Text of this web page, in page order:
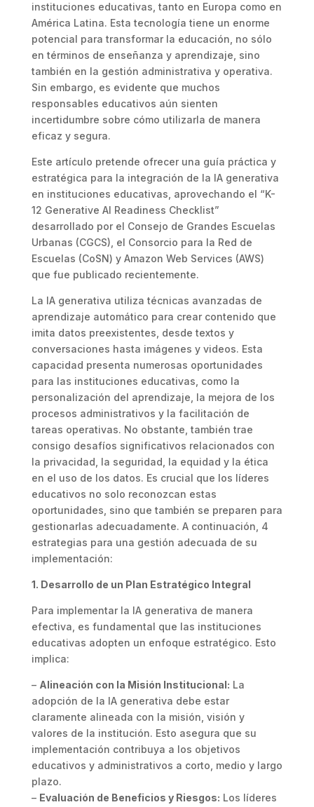
instituciones educativas, tanto en Europa como en
América Latina. Esta tecnología tiene un enorme
potencial para transformar la educación, no sólo
en términos de enseñanza y aprendizaje, sino
también en la gestión administrativa y operativa.
Sin embargo, es evidente que muchos
responsables educativos aún sienten
incertidumbre sobre cómo utilizarla de manera
eficaz y segura.
Este artículo pretende ofrecer una guía práctica y
estratégica para la integración de la IA generativa
en instituciones educativas, aprovechando el “K-
12 Generative AI Readiness Checklist”
desarrollado por el Consejo de Grandes Escuelas
Urbanas (CGCS), el Consorcio para la Red de
Escuelas (CoSN) y Amazon Web Services (AWS)
que fue publicado recientemente.
La IA generativa utiliza técnicas avanzadas de
aprendizaje automático para crear contenido que
imita datos preexistentes, desde textos y
conversaciones hasta imágenes y videos. Esta
capacidad presenta numerosas oportunidades
para las instituciones educativas, como la
personalización del aprendizaje, la mejora de los
procesos administrativos y la facilitación de
tareas operativas. No obstante, también trae
consigo desafíos significativos relacionados con
la privacidad, la seguridad, la equidad y la ética
en el uso de los datos. Es crucial que los líderes
educativos no solo reconozcan estas
oportunidades, sino que también se preparen para
gestionarlas adecuadamente. A continuación, 4
estrategias para una gestión adecuada de su
implementación:
1. Desarrollo de un Plan Estratégico Integral
Para implementar la IA generativa de manera
efectiva, es fundamental que las instituciones
educativas adopten un enfoque estratégico. Esto
implica:
– Alineación con la Misión Institucional: La
adopción de la IA generativa debe estar
claramente alineada con la misión, visión y
valores de la institución. Esto asegura que su
implementación contribuya a los objetivos
educativos y administrativos a corto, medio y largo
plazo.
– Evaluación de Beneficios y Riesgos: Los líderes